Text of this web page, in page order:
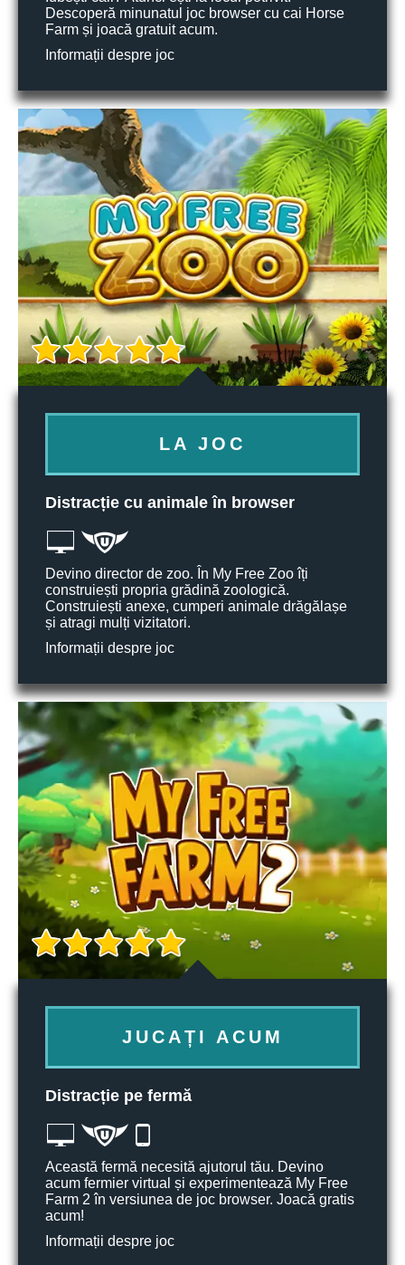
Descoperă minunatul joc browser cu cai Horse
Farm și joacă gratuit acum.
Informații despre joc
LA JOC
Distracție cu animale în browser
Devino director de zoo. În My Free Zoo îți
construiești propria grădină zoologică.
Construiești anexe, cumperi animale drăgălașe
și atragi mulți vizitatori.
Informații despre joc
JUCAȚI ACUM
Distracție pe fermă
Această fermă necesită ajutorul tău. Devino
acum fermier virtual și experimentează My Free
Farm 2 în versiunea de joc browser. Joacă gratis
acum!
Informații despre joc